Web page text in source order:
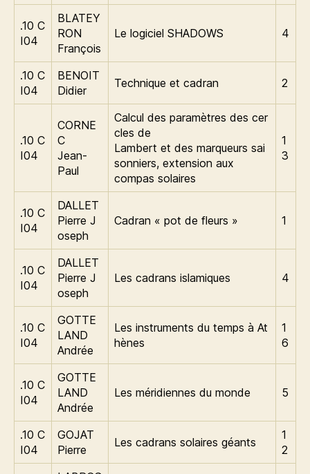
.10 C
I04
BLATEY
RON
François
Le logiciel SHADOWS 4
.10 C
I04
BENOIT
Didier
Technique et cadran 2
.10 C
I04
CORNE
C
Jean-
Paul
Calcul des paramètres des cer
cles de
Lambert et des marqueurs sai
sonniers, extension aux
compas solaires
1
3
.10 C
I04
DALLET
Pierre J
oseph
Cadran « pot de fleurs » 1
.10 C
I04
DALLET
Pierre J
oseph
Les cadrans islamiques 4
.10 C
I04
GOTTE
LAND
Andrée
Les instruments du temps à At
hènes
1
6
.10 C
I04
GOTTE
LAND
Andrée
Les méridiennes du monde 5
.10 C
I04
GOJAT
Pierre
Les cadrans solaires géants
1
2